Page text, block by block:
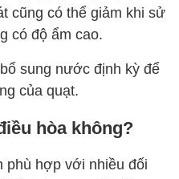
cũng có thể giảm khi sử
có độ ẩm cao.
sung nước định kỳ để
của quạt.
hòa không?
phù hợp với nhiều đối